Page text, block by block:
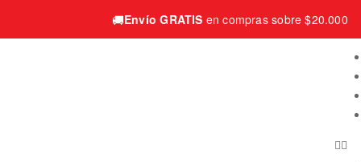
🚚Envío GRATIS en compras sobre $20.000